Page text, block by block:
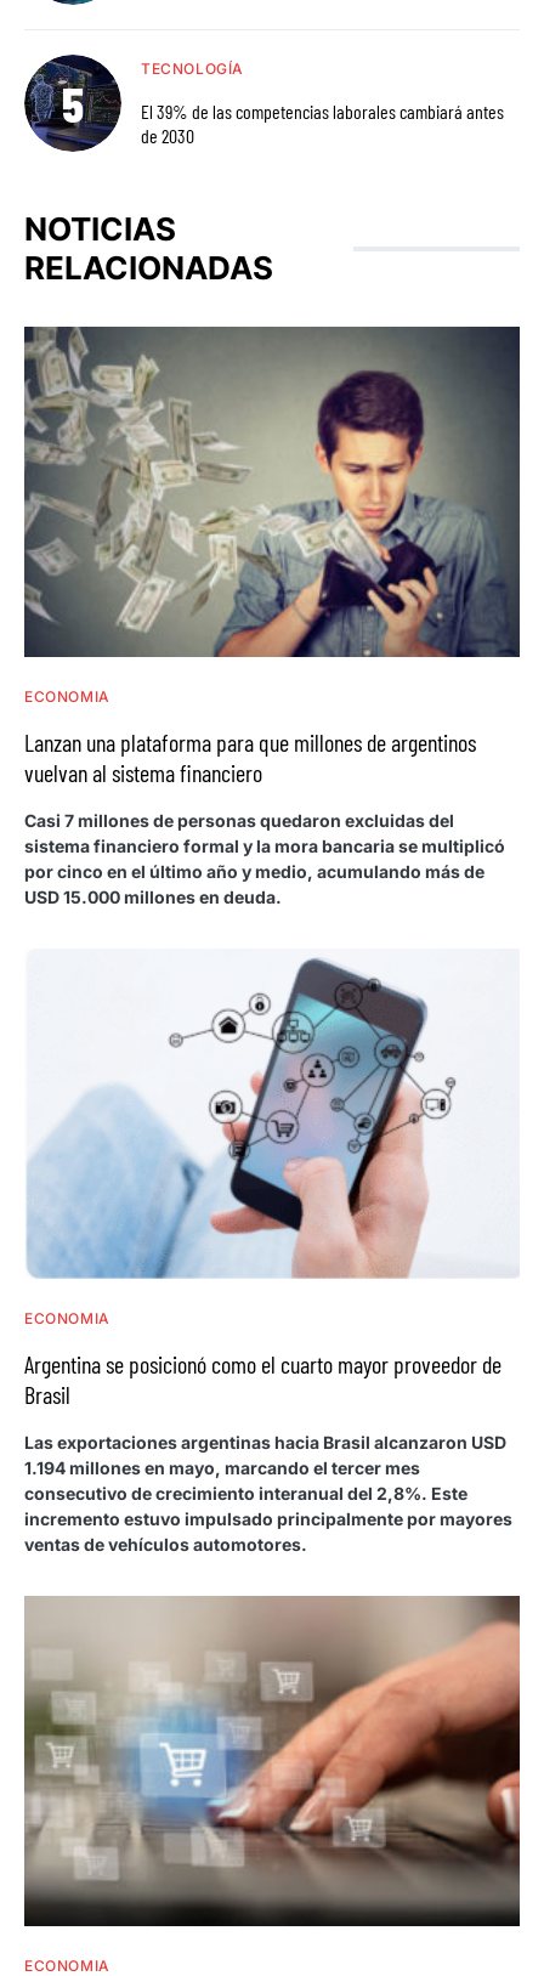
TECNOLOGÍA
El 39% de las competencias laborales cambiará antes
de 2030
NOTICIAS
RELACIONADAS
ECONOMIA
Lanzan una plataforma para que millones de argentinos
vuelvan al sistema financiero
Casi 7 millones de personas quedaron excluidas del
sistema financiero formal y la mora bancaria se multiplicó
por cinco en el último año y medio, acumulando más de
USD 15.000 millones en deuda.
ECONOMIA
Argentina se posicionó como el cuarto mayor proveedor de
Brasil
Las exportaciones argentinas hacia Brasil alcanzaron USD
1.194 millones en mayo, marcando el tercer mes
consecutivo de crecimiento interanual del 2,8%. Este
incremento estuvo impulsado principalmente por mayores
ventas de vehículos automotores.
ECONOMIA